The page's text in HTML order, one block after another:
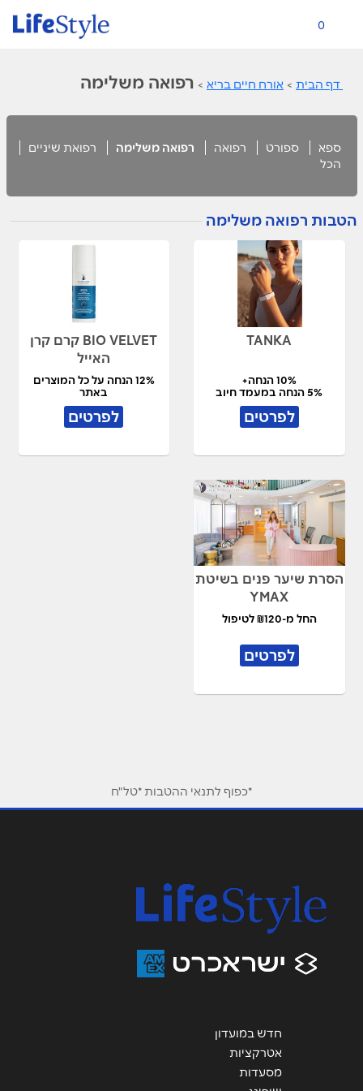
0
דף הבית > אורח חיים בריא > רפואה משלימה
ספא ספורט רפואה רפואה משלימה
רפואת שיניים
הכל
הטבות רפואה משלימה
TANKA
10% הנחה+
5% הנחה במעמד חיוב
לפרטים
BIO VELVET קרם קרן
האייל
12% הנחה על כל המוצרים
באתר
לפרטים
הסרת שיער פנים בשיטת
YMAX
החל מ-₪120 לטיפול
לפרטים
*כפוף לתנאי ההטבות *טל"ח
חדש במועדון
אטרקציות
מסעדות